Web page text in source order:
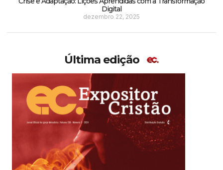
Digital
dezembro 22, 2025
Última edição